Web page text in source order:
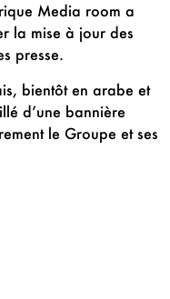
Media room a
la mise à jour des
presse.
bientôt en arabe et
d’une bannière
le Groupe et ses